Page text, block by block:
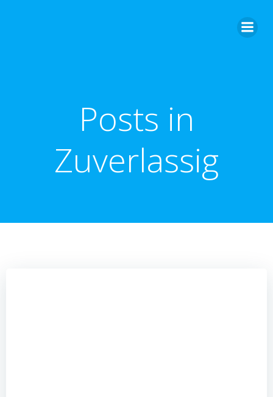
Posts in
Zuverlassig